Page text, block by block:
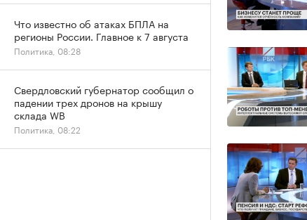
Что известно об атаках БПЛА на
регионы России. Главное к 7 августа
Политика, 08:28
Свердловский губернатор сообщил о
падении трех дронов на крышу
склада WB
Политика, 08:22